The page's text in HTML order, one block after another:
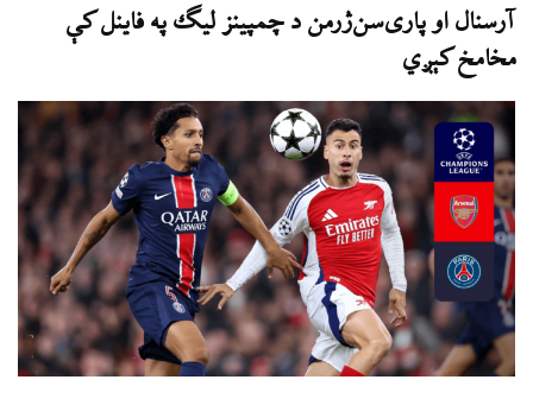
آرسنال او پاری‌سن‌ژرمن د چمپینز لیګ په فاینل کې
مخامخ کېږي